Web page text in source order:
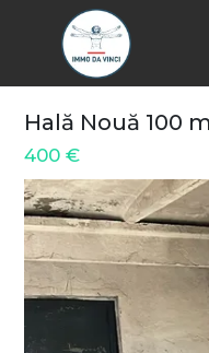
Hală Nouă 100
400 €